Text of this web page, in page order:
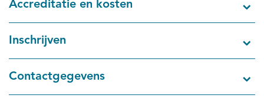
Accreditatie en kosten
Inschrijven
Contactgegevens